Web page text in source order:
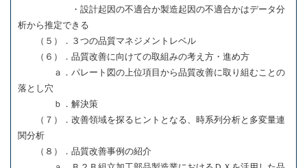
・設計起因の不適合か製造起因の不適合かはデータ分
析から推定できる
（５）．３つの品質マネジメントレベル
（６）．品質改善に向けての取組みの考え方・進め方
ａ．パレート図の上位項目から品質改善に取り組むことの
落とし穴
ｂ．解決策
（７）．改善領域を探るヒントとなる、時系列分析と多変量連
関分析
（８）．品質改善事例の紹介